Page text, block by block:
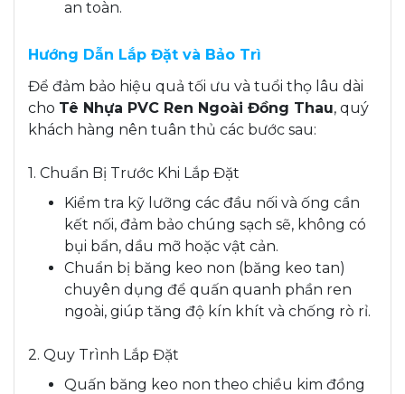
an toàn.
Hướng Dẫn Lắp Đặt và Bảo Trì
Để đảm bảo hiệu quả tối ưu và tuổi thọ lâu dài
cho Tê Nhựa PVC Ren Ngoài Đồng Thau, quý
khách hàng nên tuân thủ các bước sau:
1. Chuẩn Bị Trước Khi Lắp Đặt
Kiểm tra kỹ lưỡng các đầu nối và ống cần
kết nối, đảm bảo chúng sạch sẽ, không có
bụi bẩn, dầu mỡ hoặc vật cản.
Chuẩn bị băng keo non (băng keo tan)
chuyên dụng để quấn quanh phần ren
ngoài, giúp tăng độ kín khít và chống rò rỉ.
2. Quy Trình Lắp Đặt
Quấn băng keo non theo chiều kim đồng